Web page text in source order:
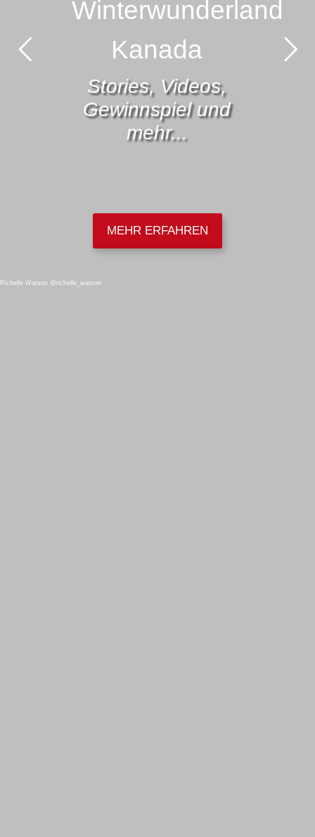
Winterwunderland
Kanada
Richelle Watson @richelle_watson
MEHR ERFAHREN
Stories, Videos,
Gewinnspiel und
mehr...